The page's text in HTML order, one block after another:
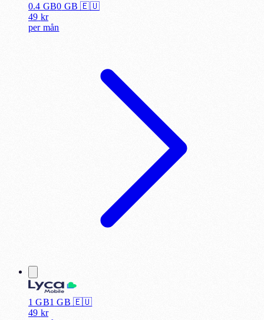
0.4 GB0 GB 🇪🇺
49 kr
per mån
1 GB1 GB 🇪🇺
49 kr